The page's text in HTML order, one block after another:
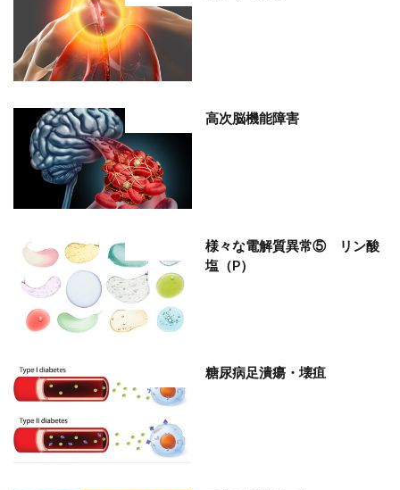
高次脳機能障害
様々な電解質異常⑤ リン酸
塩（P）
糖尿病足潰瘍・壊疽